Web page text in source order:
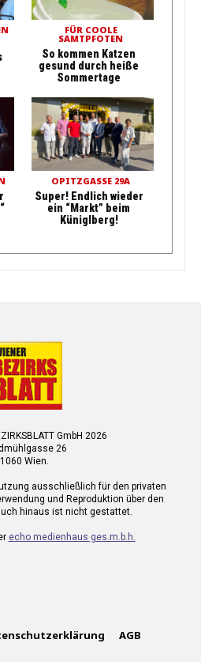
FÜR COOLE
SAMTPFOTEN
So kommen Katzen
gesund durch heiße
Sommertage
OPITZGASSE 29A
Super! Endlich wieder
ein “Markt” beim
Küniglberg!
GmbH 2026
26
1060 Wien.
ausschließlich für den privaten
und Reproduktion über den
hinaus ist nicht gestattet.
echo medienhaus ges.m.b.h.
AGB